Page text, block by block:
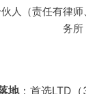
人（责任有律师
务所
地：首选LTD